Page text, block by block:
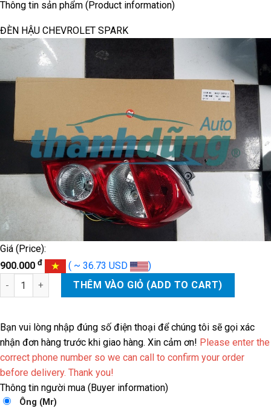
Thông tin sản phẩm (Product information)
ĐÈN HẬU CHEVROLET SPARK
Giá (Price):
900.000 đ ( ~ 36.73 USD )
ĐÈN HẬU CHEVROLET SPARK số lượng
THÊM VÀO GIỎ (ADD TO CART)
Bạn vui lòng nhập đúng số điện thoại để chúng tôi sẽ gọi xác
nhận đơn hàng trước khi giao hàng. Xin cảm ơn! Please enter the
correct phone number so we can call to confirm your order
before delivery. Thank you!
Thông tin người mua (Buyer information)
Ông (Mr)